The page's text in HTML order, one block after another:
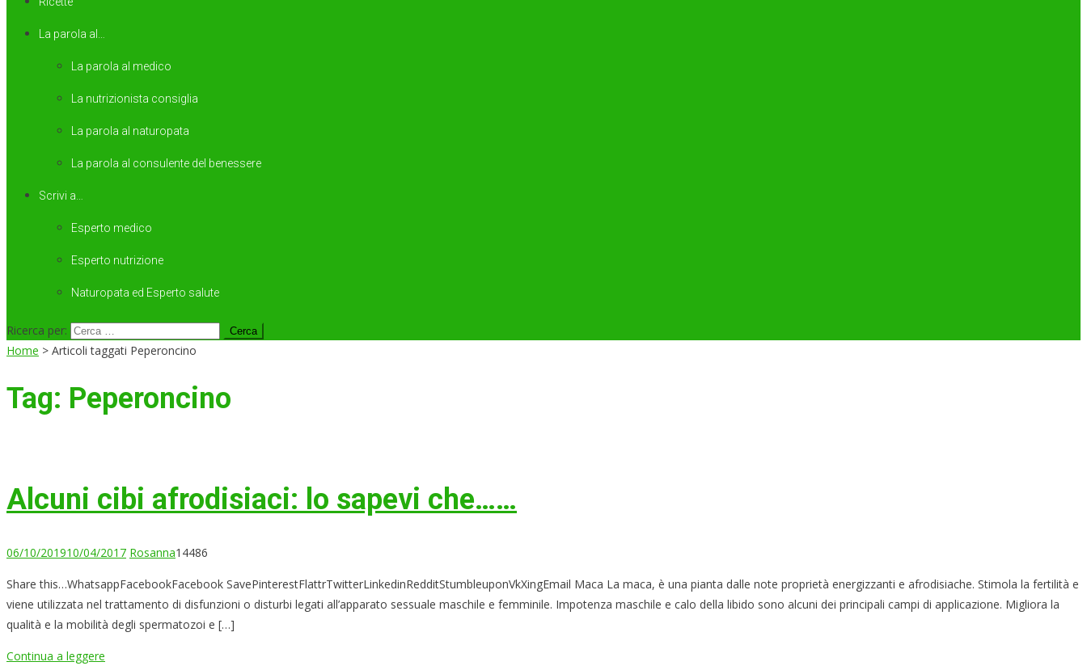
La parola al…
La parola al medico
La nutrizionista consiglia
La parola al naturopata
La parola al consulente del benessere
Scrivi a…
Esperto medico
Esperto nutrizione
Naturopata ed Esperto salute
Ricerca per:
Home > Articoli taggati Peperoncino
Tag: Peperoncino
Alcuni cibi afrodisiaci: lo sapevi che……
06/10/201910/04/2017 Rosanna14486
Share this…WhatsappFacebookFacebook SavePinterestFlattrTwitterLinkedinRedditStumbleuponVkXingEmail Maca La maca, è una pianta dalle note proprietà energizzanti e afrodisiache. Stimola la fertilità e
viene utilizzata nel trattamento di disfunzioni o disturbi legati all’apparato sessuale maschile e femminile. Impotenza maschile e calo della libido sono alcuni dei principali campi di applicazione. Migliora la
qualità e la mobilità degli spermatozoi e […]
Continua a leggere